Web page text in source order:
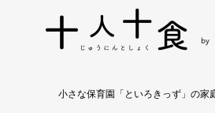
小さな保育園「といろきっず」の家